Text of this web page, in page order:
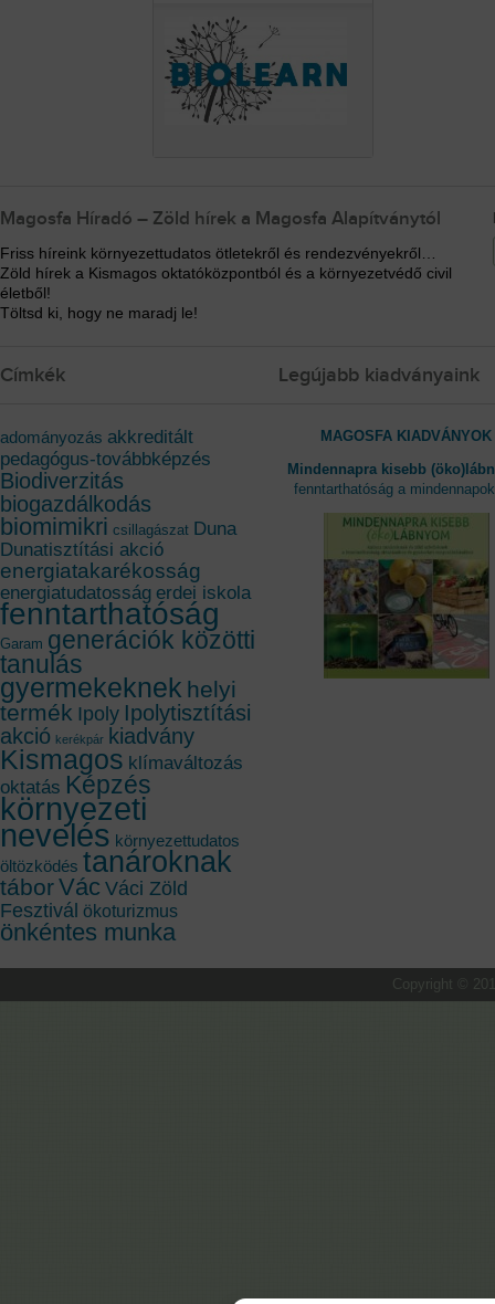
Magosfa Híradó – Zöld hírek a Magosfa Alapítványtól
Friss híreink környezettudatos ötletekről és rendezvényekről…
Zöld hírek a Kismagos oktatóközpontból és a környezetvédő civil
életből!
Töltsd ki, hogy ne maradj le!
Címkék
adományozás akkreditált
pedagógus-továbbképzés
Biodiverzitás
biogazdálkodás
biomimikri csillagászat Duna
Dunatisztítási akció
energiatakarékosság
energiatudatosság erdei iskola
fenntarthatóság
Garam generációk közötti
tanulás
gyermekeknek helyi
termék Ipoly Ipolytisztítási
akció kerékpár kiadvány
Kismagos klímaváltozás
oktatás Képzés
környezeti
nevelés környezettudatos
öltözködés tanároknak
táborVác Váci Zöld
Fesztivál ökoturizmus
önkéntes munka
Legújabb kiadványaink
MAGOSFA KIADVÁNYOK
Mindennapra kisebb
fenntarthatóság a
Copyright ©